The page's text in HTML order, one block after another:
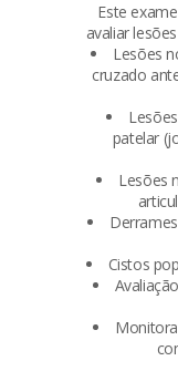
Este
avaliar
Lesões
cruzado
patelar
Lesões
Cistos